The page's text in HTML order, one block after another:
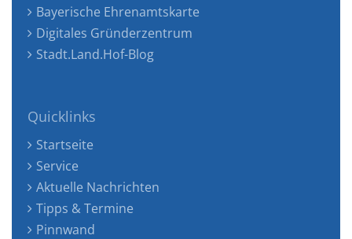
Bayerische Ehrenamtskarte
Digitales Gründerzentrum
Stadt.Land.Hof-Blog
Quicklinks
Startseite
Service
Aktuelle Nachrichten
Tipps & Termine
Pinnwand